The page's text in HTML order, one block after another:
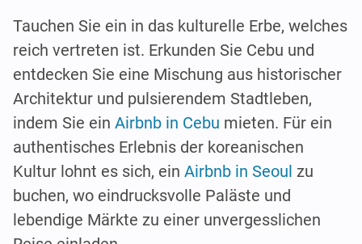
Tauchen Sie ein in das kulturelle Erbe, welches
reich vertreten ist. Erkunden Sie Cebu und
entdecken Sie eine Mischung aus historischer
Architektur und pulsierendem Stadtleben,
indem Sie ein Airbnb in Cebu mieten. Für ein
authentisches Erlebnis der koreanischen
Kultur lohnt es sich, ein Airbnb in Seoul zu
buchen, wo eindrucksvolle Paläste und
lebendige Märkte zu einer unvergesslichen